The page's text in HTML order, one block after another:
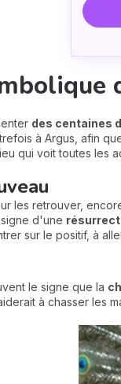
des centaines
à Argus, afin
qui voit toutes les
les retrouver,
d'une
sur le positif, à
le signe que la
à chasser les